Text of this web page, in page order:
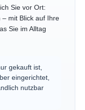
Sie vor Ort:
mit Blick auf Ihre
Sie im Alltag
gekauft ist,
eingerichtet,
nutzbar